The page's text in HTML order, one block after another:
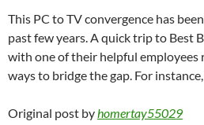
This PC to TV convergence has
past few years. A quick trip to Best
with one of their helpful employees
ways to bridge the gap. For
Original post byhomertay55029